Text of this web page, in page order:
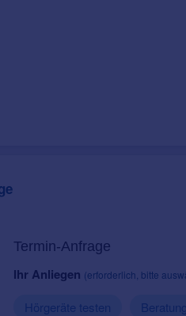
Termin-Anfrage
Ihr Anliegen (erforderlich, bitte
Hörgeräte testen Beratung